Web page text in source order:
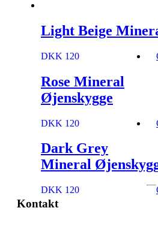
Light Beige
DKK 120
Rose Mineral
Øjenskygge
DKK 120
Dark Grey
Mineral
DKK 120
Kontakt